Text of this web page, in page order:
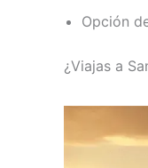
Opción
¿Viajas a